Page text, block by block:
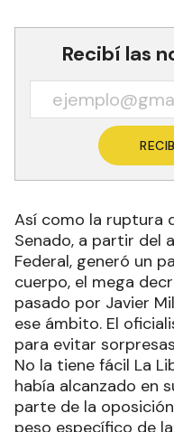
Recibí las
Así como la ruptura
Senado, a partir del
Federal, generó un
cuerpo, el mega
pasado por Javier
ese ámbito. El
para evitar
No la tiene fácil La
había alcanzado en
parte de la